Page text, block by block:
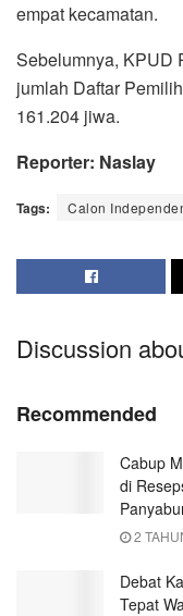
empat kecamatan.
Sebelumnya, KPUD
jumlah Daftar
161.204 jiwa.
Reporter: Naslay
Tags: Calon
Discussion
Recommended
Cabup
di
2
Debat
Tepat